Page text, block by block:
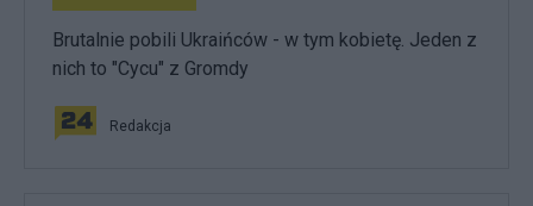
Brutalnie pobili Ukraińców - w tym kobietę. Jeden z
nich to "Cycu" z Gromdy
Redakcja